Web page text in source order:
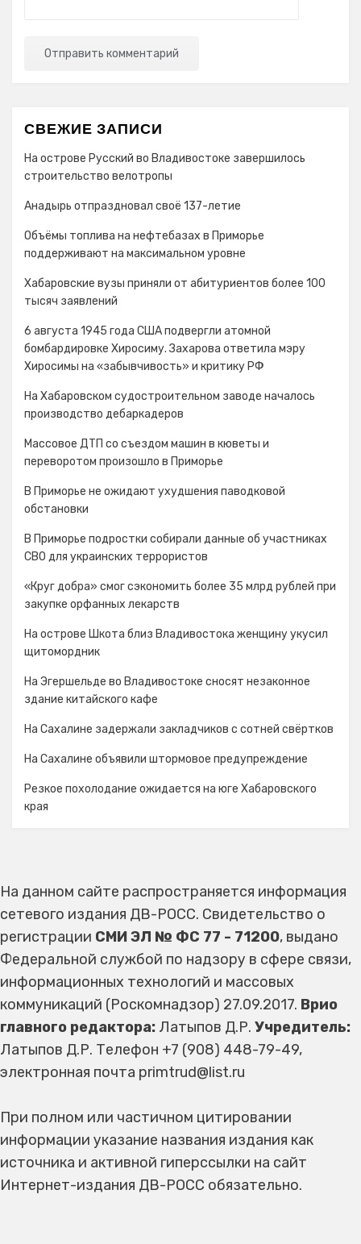
СВЕЖИЕ ЗАПИСИ
На острове Русский во Владивостоке завершилось
строительство велотропы
Анадырь отпраздновал своё 137-летие
Объёмы топлива на нефтебазах в Приморье
поддерживают на максимальном уровне
Хабаровские вузы приняли от абитуриентов более 100
тысяч заявлений
6 августа 1945 года США подвергли атомной
бомбардировке Хиросиму. Захарова ответила мэру
Хиросимы на «забывчивость» и критику РФ
На Хабаровском судостроительном заводе началось
производство дебаркадеров
Массовое ДТП со съездом машин в кюветы и
переворотом произошло в Приморье
В Приморье не ожидают ухудшения паводковой
обстановки
В Приморье подростки собирали данные об участниках
СВО для украинских террористов
«Круг добра» смог сэкономить более 35 млрд рублей при
закупке орфанных лекарств
На острове Шкота близ Владивостока женщину укусил
щитомордник
На Эгершельде во Владивостоке сносят незаконное
здание китайского кафе
На Сахалине задержали закладчиков с сотней свёртков
На Сахалине объявили штормовое предупреждение
Резкое похолодание ожидается на юге Хабаровского
края
На данном сайте распространяется информация
сетевого издания ДВ-РОСС. Свидетельство о
регистрации СМИ ЭЛ № ФС 77 - 71200, выдано
Федеральной службой по надзору в сфере связи,
информационных технологий и массовых
коммуникаций (Роскомнадзор) 27.09.2017. Врио
главного редактора: Латыпов Д.Р. Учредитель:
Латыпов Д.Р. Телефон +7 (908) 448-79-49,
электронная почта primtrud@list.ru
При полном или частичном цитировании
информации указание названия издания как
источника и активной гиперссылки на сайт
Интернет-издания ДВ-РОСС обязательно.